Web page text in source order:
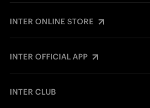
INTER ONLINE STORE
INTER OFFICIAL APP
INTER CLUB